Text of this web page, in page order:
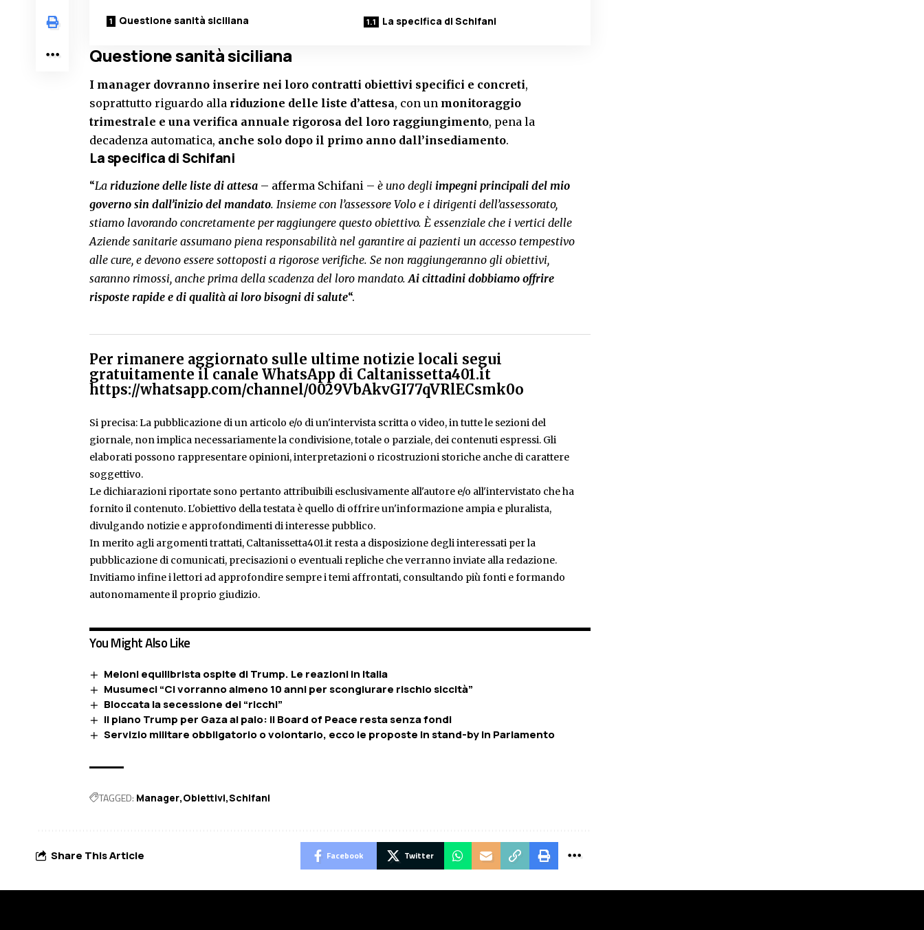
Questione sanità siciliana La specifica di Schifani
Questione sanità siciliana
I manager dovranno inserire nei loro contratti obiettivi specifici e concreti,
soprattutto riguardo alla riduzione delle liste d’attesa, con un monitoraggio
trimestrale e una verifica annuale rigorosa del loro raggiungimento, pena la
decadenza automatica, anche solo dopo il primo anno dall’insediamento.
La specifica di Schifani
“La riduzione delle liste di attesa – afferma Schifani – è uno degli impegni principali del mio
governo sin dall’inizio del mandato. Insieme con l’assessore Volo e i dirigenti dell’assessorato,
stiamo lavorando concretamente per raggiungere questo obiettivo. È essenziale che i vertici delle
Aziende sanitarie assumano piena responsabilità nel garantire ai pazienti un accesso tempestivo
alle cure, e devono essere sottoposti a rigorose verifiche. Se non raggiungeranno gli obiettivi,
saranno rimossi, anche prima della scadenza del loro mandato. Ai cittadini dobbiamo offrire
risposte rapide e di qualità ai loro bisogni di salute“.
Per rimanere aggiornato sulle ultime notizie locali segui
gratuitamente il canale WhatsApp di Caltanissetta401.it
https://whatsapp.com/channel/0029VbAkvGI77qVRlECsmk0o
Si precisa: La pubblicazione di un articolo e/o di un'intervista scritta o video, in tutte le sezioni del
giornale, non implica necessariamente la condivisione, totale o parziale, dei contenuti espressi. Gli
elaborati possono rappresentare opinioni, interpretazioni o ricostruzioni storiche anche di carattere
soggettivo.
Le dichiarazioni riportate sono pertanto attribuibili esclusivamente all'autore e/o all'intervistato che ha
fornito il contenuto. L'obiettivo della testata è quello di offrire un'informazione ampia e pluralista,
divulgando notizie e approfondimenti di interesse pubblico.
In merito agli argomenti trattati, Caltanissetta401.it resta a disposizione degli interessati per la
pubblicazione di comunicati, precisazioni o eventuali repliche che verranno inviate alla redazione.
Invitiamo infine i lettori ad approfondire sempre i temi affrontati, consultando più fonti e formando
autonomamente il proprio giudizio.
You Might Also Like
Meloni equilibrista ospite di Trump. Le reazioni in Italia
Musumeci “Ci vorranno almeno 10 anni per scongiurare rischio siccità”
Bloccata la secessione dei “ricchi”
Il piano Trump per Gaza al palo: il Board of Peace resta senza fondi
Servizio militare obbligatorio o volontario, ecco le proposte in stand-by in Parlamento
TAGGED: Manager Obiettivi Schifani
Share This Article Facebook Twitter